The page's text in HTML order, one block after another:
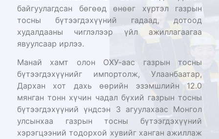
байгуулагдсан бөгөөд өнөөг хүртэл газрын
тосны бүтээгдэхүүний гадаад, дотоод
худалдааны чиглэлээр үйл ажиллагаагаа
явуулсаар ирлээ.
Манай хамт олон ОХУ-аас газрын тосны
бүтээгдэхүүнийг импортолж, Улаанбаатар,
Дархан хот дахь өөрийн эзэмшлийн 12.0
мянган тонн хүчин чадал бүхий газрын тосны
бүтээгдэхүүний үндсэн 3 агуулахаас Монгол
улсынхаа газрын тосны бүтээгдэхүүний
хэрэгцээний тодорхой хувийг ханган ажиллаж